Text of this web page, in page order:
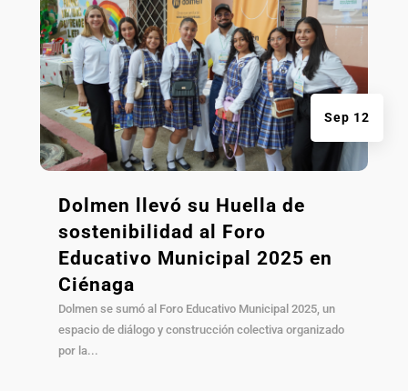
Dolmen llevó su Huella de
sostenibilidad al Foro
Educativo Municipal 2025 en
Ciénaga
Sep 12
Dolmen se sumó al Foro Educativo Municipal 2025, un
espacio de diálogo y construcción colectiva organizado
por la...